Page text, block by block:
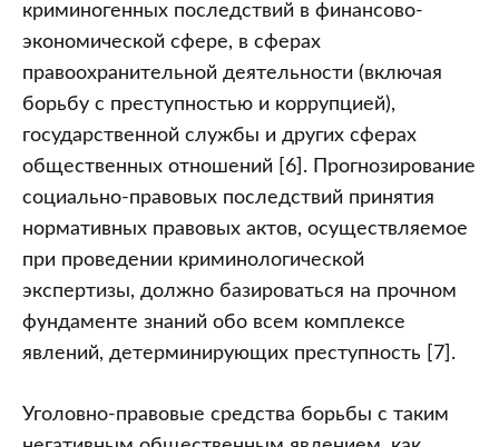
криминогенных последствий в финансово-
экономической сфере, в сферах
правоохранительной деятельности (включая
борьбу с преступностью и коррупцией),
государственной службы и других сферах
общественных отношений [6]. Прогнозирование
социально-правовых последствий принятия
нормативных правовых актов, осуществляемое
при проведении криминологической
экспертизы, должно базироваться на прочном
фундаменте знаний обо всем комплексе
явлений, детерминирующих преступность [7].
Уголовно-правовые средства борьбы с таким